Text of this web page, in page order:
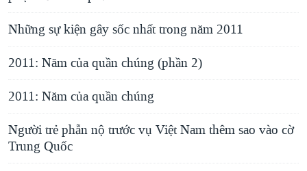
Những sự kiện gây sốc nhất trong năm 2011
2011: Năm của quần chúng (phần 2)
2011: Năm của quần chúng
Người trẻ phẫn nộ trước vụ Việt Nam thêm sao vào cờ
Trung Quốc